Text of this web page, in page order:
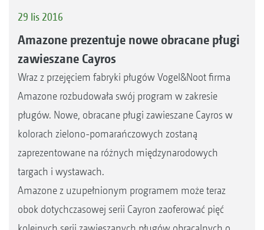
29 lis 2016
Amazone prezentuje nowe obracane pługi
zawieszane Cayros
Wraz z przejęciem fabryki pługów Vogel&Noot firma
Amazone rozbudowała swój program w zakresie
pługów. Nowe, obracane pługi zawieszane Cayros w
kolorach zielono-pomarańczowych zostaną
zaprezentowane na różnych międzynarodowych
targach i wystawach.
Amazone z uzupełnionym programem może teraz
obok dotychczasowej serii Cayron zaoferować pięć